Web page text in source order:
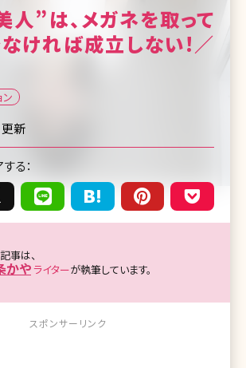
人”は、メガネを取って
ければ成立しない!／
ン
新
る：
事は、
かやライターが執筆しています。
スポンサーリンク